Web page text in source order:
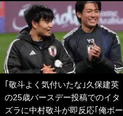
｢敬斗よく気付いたな｣久保建英
の25歳バースデー投稿でのイタ
ズラに中村敬斗が即反応｢俺ボー